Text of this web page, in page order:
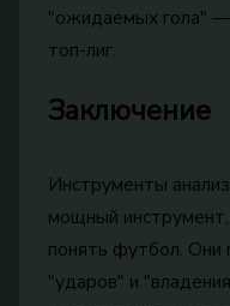
"ожидаемых гола" —
топ-лиг.
Заключение
Инструменты
мощный
понять футбол. Они
"ударов" и